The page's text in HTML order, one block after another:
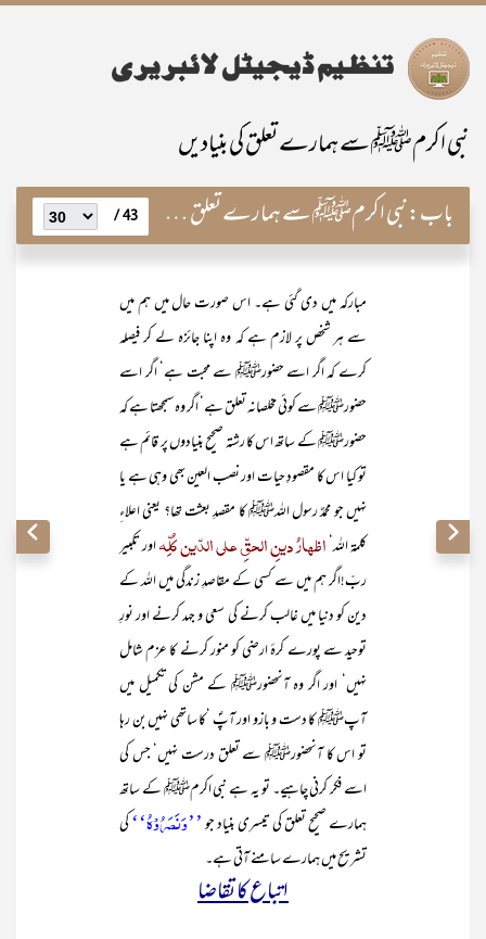
نبی اکرمﷺ سے ہمارے تعلق کی بنیادیں
باب:نبی اکرمﷺ سے ہمارے تعلق کی بنیادیں 43 /
مبارکہ میں دی گئی ہے۔ اس صورت حال میں ہم میں
سے ہر شخص پر لازم ہے کہ وہ اپنا جائزہ لے کر فیصلہ
کرے کہ اگر اسے حضورﷺ سے محبت ہے‘ اگر اسے
حضورﷺ سے کوئی مخلصانہ تعلق ہے‘ اگر وہ سمجھتا ہے کہ
حضورﷺ کے ساتھ اس کا رشتہ صحیح بنیادوں پر قائم ہے
تو کیا اس کا مقصودِ حیات اور نصب العین بھی وہی ہے یا
نہیں جو محمدٌ رسول اللہﷺ کا مقصدِ بعثت تھا؟ یعنی اعلاءِ
کلمۃ اللہ‘ اظہارُ دینِ الحقِّ علی الدّین کُلِّہاور تکبیر
ربّ!اگر ہم میں سے کسی کے مقاصدِ زندگی میں اللہ کے
دین کو دنیا میں غالب کرنے کی سعی و جہد کرنے اور نورِ
توحید سے پورے کرۂ ارضی کو منور کرنے کا عزم شامل
نہیں‘ اور اگر وہ آنحضورﷺ کے مشن کی تکمیل میں
آپﷺ کا دست و بازو اور آپؐ ‘کا ساتھی نہیں بن رہا
تو اس کا آنحضورﷺ سے تعلق درست نہیں‘ جس کی
اسے فکر کرنی چاہیے۔ تو یہ ہے نبی اکرمﷺ کے ساتھ
ہمارے صحیح تعلق کی تیسری بنیاد جو’’وَنَصَرُوْہُ‘‘کی
تشریح میں ہمارے سامنے آتی ہے۔
اتباع کا تقاضا